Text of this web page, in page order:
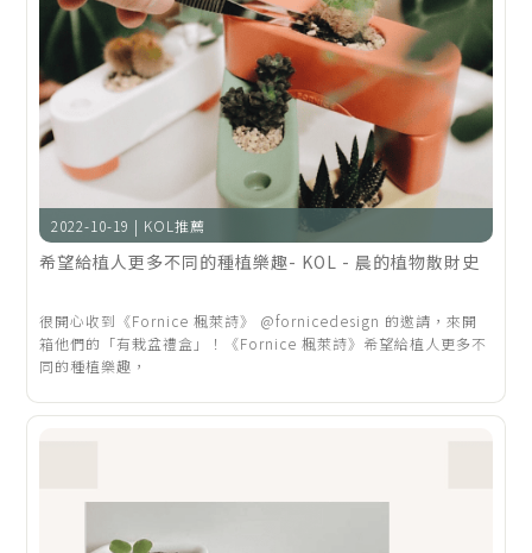
2022-10-19 | KOL推薦
希望給植人更多不同的種植樂趣- KOL - 晨的植物散財史
很開心收到《Fornice 楓萊詩》 @fornicedesign 的邀請，來開
箱他們的「有栽盆禮盒」！《Fornice 楓萊詩》希望給植人更多不
同的種植樂趣，